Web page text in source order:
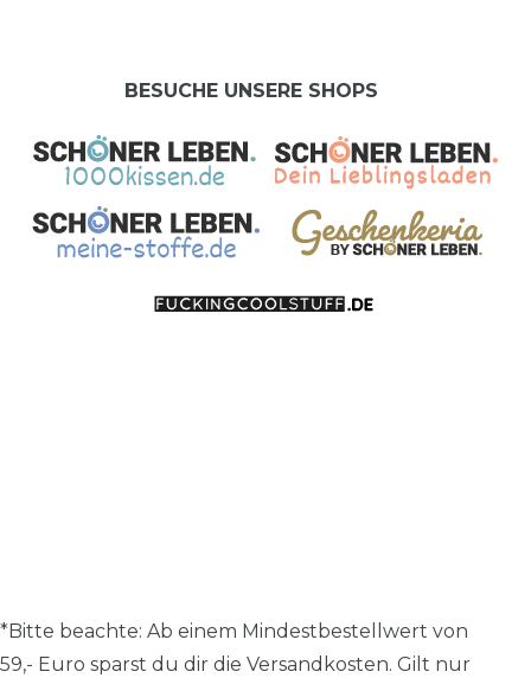
BESUCHE UNSERE SHOPS
*Bitte beachte: Ab einem Mindestbestellwert von
59,- Euro sparst du dir die Versandkosten. Gilt nur